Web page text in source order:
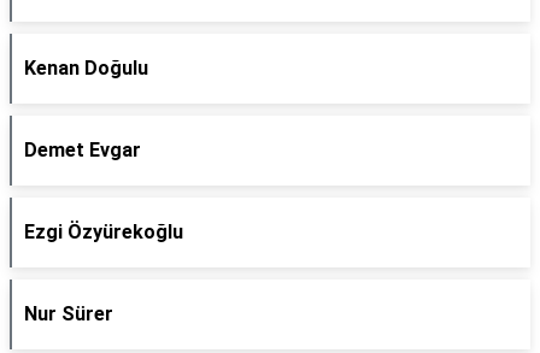
Kenan Doğulu
Demet Evgar
Ezgi Özyürekoğlu
Nur Sürer